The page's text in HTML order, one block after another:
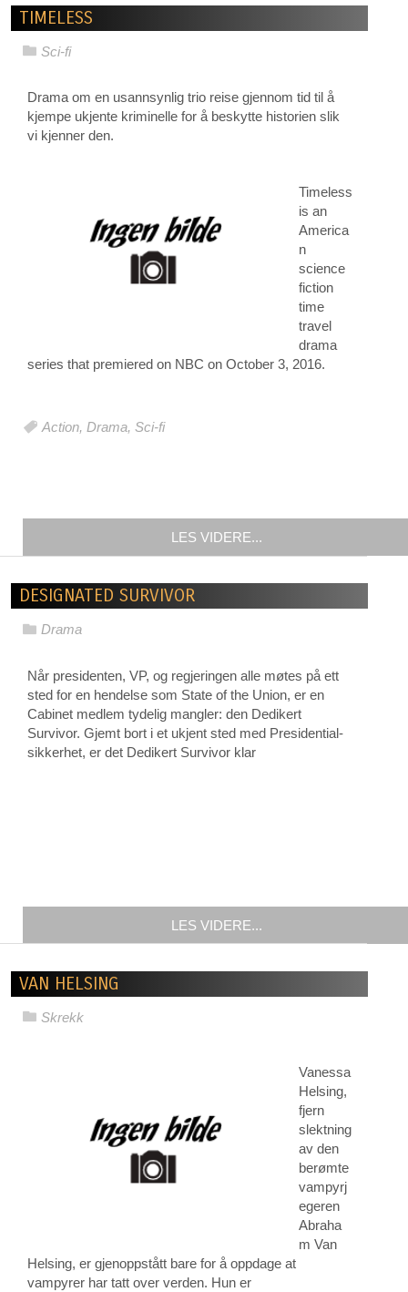
TIMELESS
Sci-fi
Drama om en usannsynlig trio reise gjennom tid til å
kjempe ukjente kriminelle for å beskytte historien slik
vi kjenner den.
Timeless
is an
America
n
science
fiction
time
travel
drama
series that premiered on NBC on October 3, 2016.
Action, Drama, Sci-fi
LES VIDERE...
DESIGNATED SURVIVOR
Drama
Når presidenten, VP, og regjeringen alle møtes på ett
sted for en hendelse som State of the Union, er en
Cabinet medlem tydelig mangler: den Dedikert
Survivor. Gjemt bort i et ukjent sted med Presidential-
sikkerhet, er det Dedikert Survivor klar
LES VIDERE...
VAN HELSING
Skrekk
Vanessa
Helsing,
fjern
slektning
av den
berømte
vampyrj
egeren
Abraha
m Van
Helsing, er gjenoppstått bare for å oppdage at
vampyrer har tatt over verden. Hun er